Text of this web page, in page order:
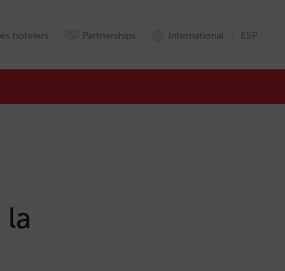
hotelers Partnerships International ESP